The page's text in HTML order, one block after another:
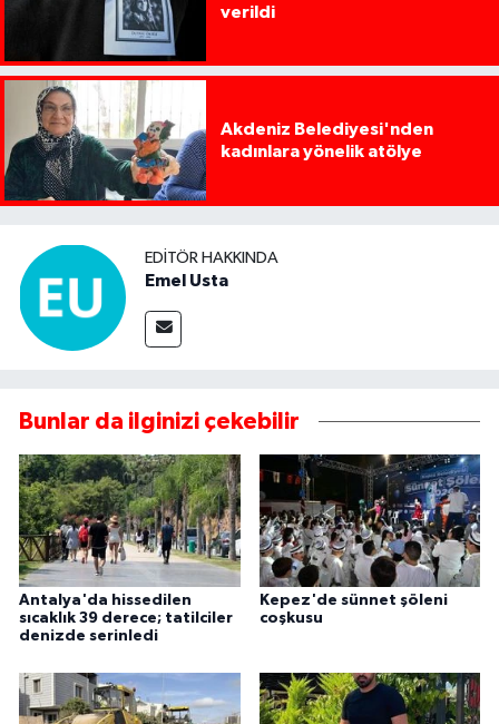
verildi
Akdeniz Belediyesi'nden
kadınlara yönelik atölye
EDITÖR HAKKINDA
Emel Usta
Bunlar da ilginizi çekebilir
Antalya'da hissedilen
sıcaklık 39 derece; tatilciler
denizde serinledi
Kepez'de sünnet şöleni
coşkusu